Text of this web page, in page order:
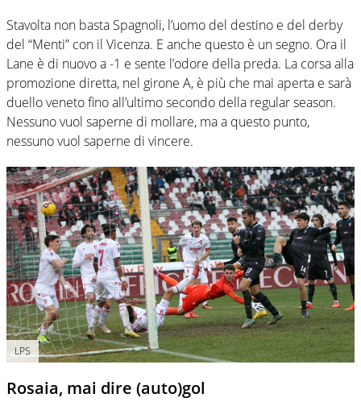
Stavolta non basta Spagnoli, l’uomo del destino e del derby
del “Menti” con il Vicenza. E anche questo è un segno. Ora il
Lane è di nuovo a -1 e sente l’odore della preda. La corsa alla
promozione diretta, nel girone A, è più che mai aperta e sarà
duello veneto fino all’ultimo secondo della regular season.
Nessuno vuol saperne di mollare, ma a questo punto,
nessuno vuol saperne di vincere.
LPS
Rosaia, mai dire (auto)gol